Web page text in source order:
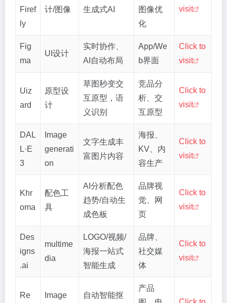
Firef
ly
计/图像
生成式AI
图像优
化
visit
Fig
ma
UI设计
实时协作、
AI自动布局
App/We
b界面
Click to
visit
Uiz
ard
原型设
计
草图秒变交
互原型，语
义识别
竞品分
析、交
互原型
Click to
visit
DAL
L·E
3
Image
generati
on
文字生成丰
富图片内容
海报、
KV、内
容生产
Click to
visit
Khr
oma
配色工
具
AI分析配色
趋势/自动生
成色板
品牌视
觉、网
页
Click to
visit
Des
igns
.ai
multime
dia
LOGO/视频/
海报一站式
智能生成
品牌、
社交媒
体
Click to
visit
Re
Image
自动智能抠
产品